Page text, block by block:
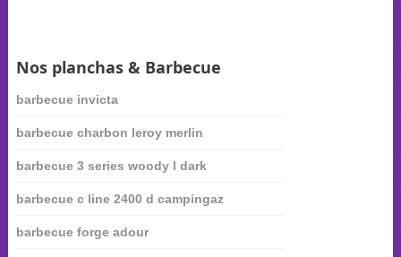
Nos planchas & Barbecue
barbecue invicta
barbecue charbon leroy merlin
barbecue 3 series woody l dark
barbecue c line 2400 d campingaz
barbecue forge adour